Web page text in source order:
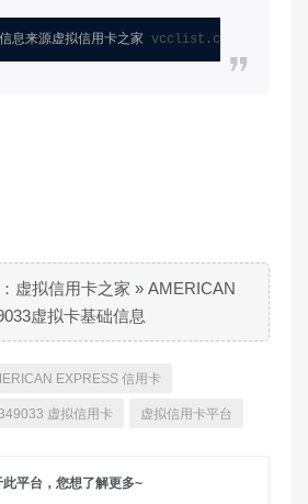
息来源虚拟信用卡之家 vcclist.com
虚拟信用卡之家 » AMERICAN
虚拟卡基础信息
EXPRESS 信用卡
虚拟信用卡 虚拟信用卡平台
此平台，您想了解更多~